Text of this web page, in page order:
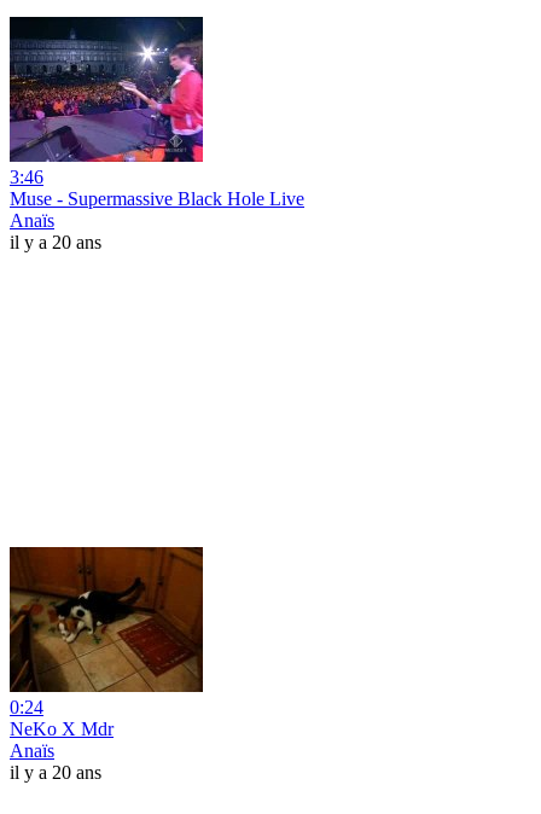
3:46
Muse - Supermassive Black Hole Live
Anaïs
il y a 20 ans
0:24
NeKo X Mdr
Anaïs
il y a 20 ans